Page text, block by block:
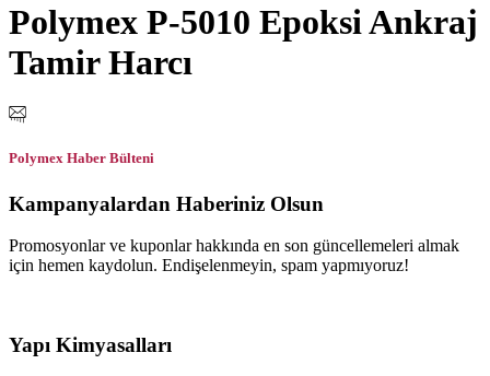
Polymex P-5010 Epoksi Ankraj
Tamir Harcı
Polymex Haber Bülteni
Kampanyalardan Haberiniz Olsun
Promosyonlar ve kuponlar hakkında en son güncellemeleri almak
için hemen kaydolun. Endişelenmeyin, spam yapmıyoruz!
Yapı Kimyasalları